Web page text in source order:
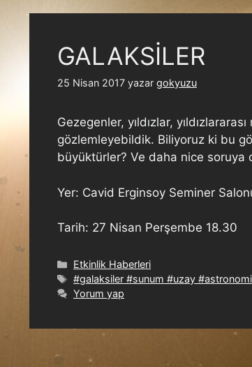
GALAKSİLER
25 Nisan 2017 yazar gokyuzu
Gezegenler, yıldızlar,
gözlemleyebildik. Biliyoruz ki bu
büyüktürler? Ve daha nice
Yer: Cavid Erginsoy Seminer
Tarih: 27 Nisan Perşembe 18.30
Etkinlik Haberleri
#galaksiler #sunum #uzay #astronomi
Yorum yap